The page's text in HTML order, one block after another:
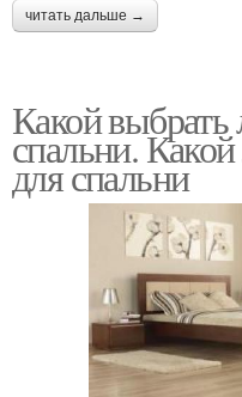
читать дальше →
Какой выбрать
спальни.
для спальни